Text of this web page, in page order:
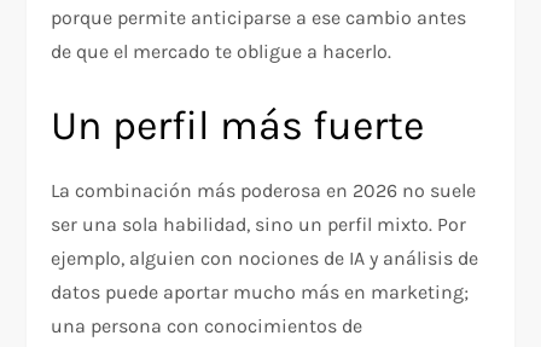
porque permite anticiparse a ese cambio antes
de que el mercado te obligue a hacerlo.
Un perfil más fuerte
La combinación más poderosa en 2026 no suele
ser una sola habilidad, sino un perfil mixto. Por
ejemplo, alguien con nociones de IA y análisis de
datos puede aportar mucho más en marketing;
una persona con conocimientos de